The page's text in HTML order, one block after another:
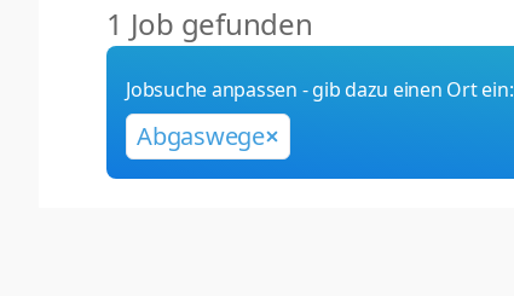
1 Job gefunden
Jobsuche anpassen - gib dazu einen Ort ein:
Abgaswege